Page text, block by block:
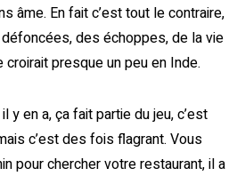
âme. En fait c’est tout le contraire,
des échoppes, de la vie
presque un peu en Inde.
y en a, ça fait partie du jeu, c’est
c’est des fois flagrant. Vous
pour chercher votre restaurant, il a